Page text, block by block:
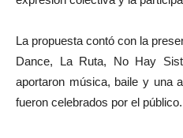
La propuesta contó con la
Dance, La Ruta, No Hay
aportaron música, baile y una
fueron celebrados por el público.